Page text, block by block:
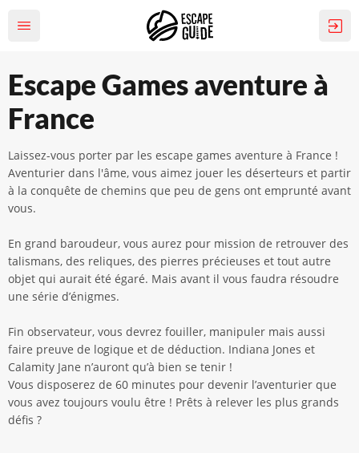
Escape Games aventure à
France
Laissez-vous porter par les escape games aventure à France !
Aventurier dans l'âme, vous aimez jouer les déserteurs et partir
à la conquête de chemins que peu de gens ont emprunté avant
vous.
En grand baroudeur, vous aurez pour mission de retrouver des
talismans, des reliques, des pierres précieuses et tout autre
objet qui aurait été égaré. Mais avant il vous faudra résoudre
une série d’énigmes.
Fin observateur, vous devrez fouiller, manipuler mais aussi
faire preuve de logique et de déduction. Indiana Jones et
Calamity Jane n’auront qu’à bien se tenir !
Vous disposerez de 60 minutes pour devenir l’aventurier que
vous avez toujours voulu être ! Prêts à relever les plus grands
défis ?